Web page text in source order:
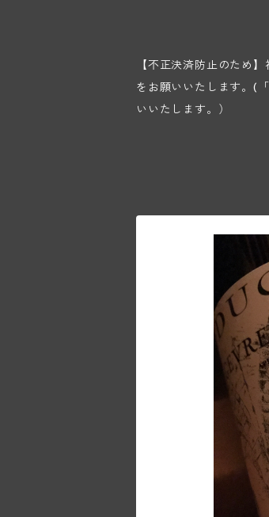
【不正決済防止のため
をお願いいたします。(
いいたします。）